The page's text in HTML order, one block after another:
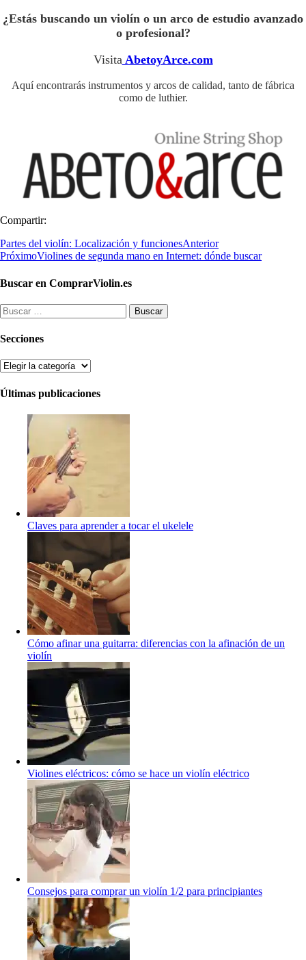
¿Estás buscando un violín o un arco de estudio avanzado
o profesional?
VisitaAbetoyArce.com
Aquí encontrarás instrumentos y arcos de calidad, tanto de fábrica
como de luthier.
Compartir:
Partes del violín: Localización y funcionesAnterior
PróximoViolines de segunda mano en Internet: dónde buscar
Buscar en ComprarViolin.es
Buscar:
Secciones
Secciones
Últimas publicaciones
Claves para aprender a tocar el ukelele
Cómo afinar una guitarra: diferencias con la afinación de un
violín
Violines eléctricos: cómo se hace un violín eléctrico
Consejos para comprar un violín 1/2 para principiantes